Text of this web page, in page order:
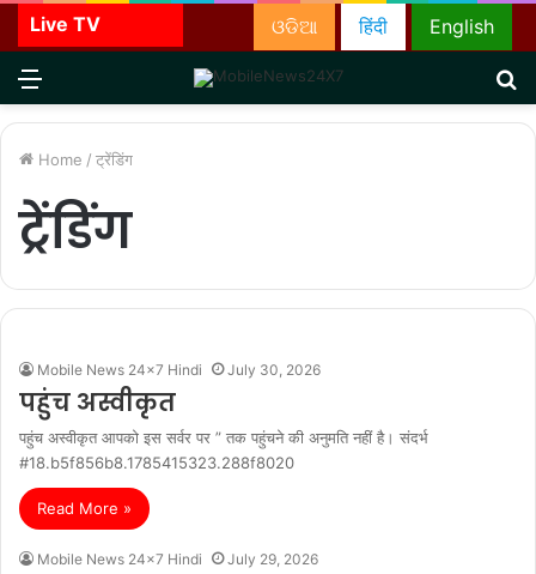
Live TV English
हिंदी
ଓଡିଆ
Menu
Home / ट्रेंडिंग
ट्रेंडिंग
Mobile News 24x7 Hindi July 30, 2026
पहुंच अस्वीकृत
पहुंच अस्वीकृत आपको इस सर्वर पर ” तक पहुंचने की अनुमति नहीं है। संदर्भ
#18.b5f856b8.1785415323.288f8020
Read More »
Mobile News 24x7 Hindi July 29, 2026